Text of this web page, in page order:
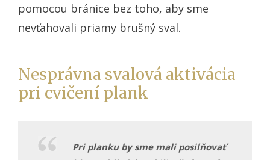
pomocou bránice bez toho, aby sme
nevťahovali priamy brušný sval.
Nesprávna svalová aktivácia
pri cvičení plank
Pri planku by sme mali posilňovať